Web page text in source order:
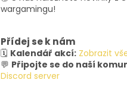
wargamingu!
Přídej se k nám
🗓️ Kalendář akcí: Zobrazit
💬 Připojte se do naší
Discord server